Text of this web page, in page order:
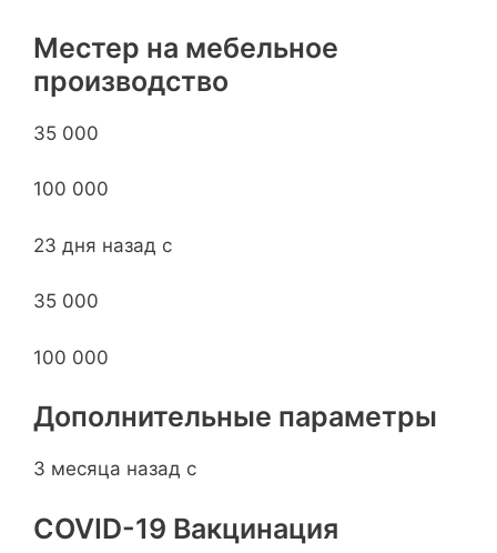
Местер на мебельное
производство
35 000
100 000
23 дня назад с
35 000
100 000
Дополнительные параметры
3 месяца назад с
COVID-19 Вакцинация